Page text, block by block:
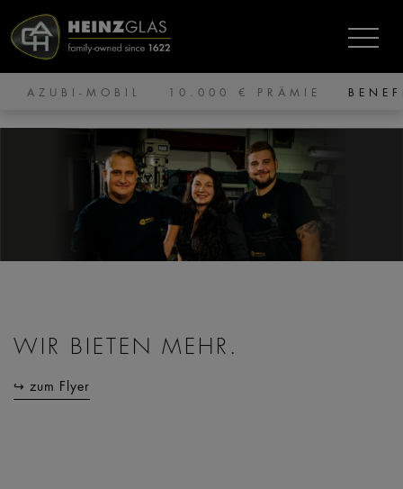
AZUBI-MOBIL 10.000 € PRÄMIE
WIR BIETEN MEHR.
↪ zum Flyer